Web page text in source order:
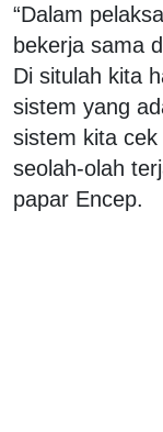
“Dalam
bekerja sama
Di situlah kita
sistem yang
sistem kita
seolah-olah
papar Encep.